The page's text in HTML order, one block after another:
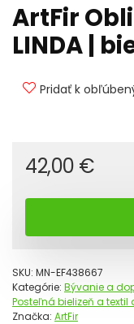
ArtFir
LINDA |
Pridať k
42,00 €
SKU: MN-EF438667
Kategórie: Bývanie a
Posteľná bielizeň a textil
Značka: ArtFir